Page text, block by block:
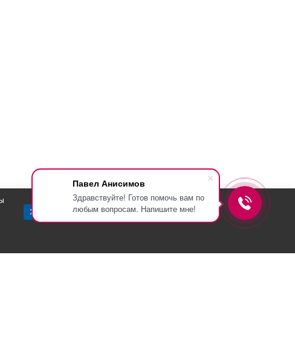
Павел Анисимов
Здравствуйте! Готов помочь вам по
любым вопросам. Напишите мне!
Хорошо